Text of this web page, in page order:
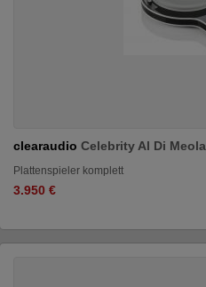
clearaudio Celebrity Al Di Meola
Plattenspieler komplett
3.950 €